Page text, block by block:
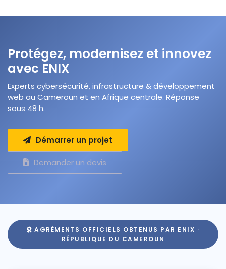
Protégez, modernisez et innovez
avec ENIX
Experts cybersécurité, infrastructure & développement
web au Cameroun et en Afrique centrale. Réponse
sous 48 h.
Démarrer un projet
Demander un devis
AGRÉMENTS OFFICIELS OBTENUS PAR ENIX ·
RÉPUBLIQUE DU CAMEROUN